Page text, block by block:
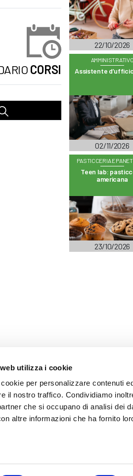
utilizza i cookie
per personalizzare contenuti
il nostro traffico. Condividiamo
che si occupano di analisi dei
altre informazioni che ha fornito
CORSI
22/10/2026
AMMINISTRATIVO
Assistente
02/11/2026
PASTICCERIA E
Teen lab:
americana
23/10/2026
Formazione
- Tel. (035) 3693711 - via